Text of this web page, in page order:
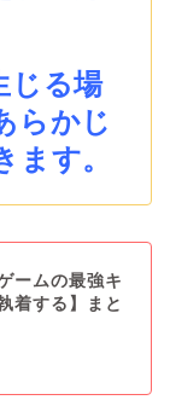
じる場
らかじ
す。
ームの最強キ
着する】まと